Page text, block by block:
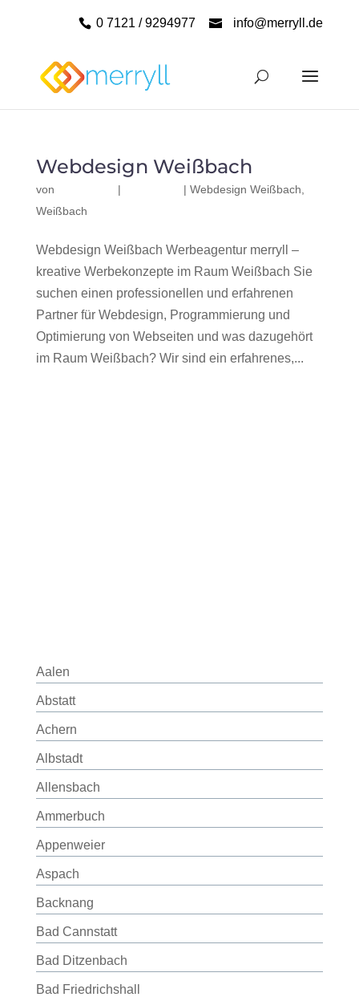
0 7121 / 9294977 info@merryll.de
Webdesign Weißbach
von | | Webdesign Weißbach
Weißbach
Webdesign Weißbach Werbeagentur merryll –
kreative Werbekonzepte im Raum Weißbach Sie
suchen einen professionellen und erfahrenen
Partner für Webdesign, Programmierung und
Optimierung von Webseiten und was dazugehört
im Raum Weißbach? Wir sind ein erfahrenes,...
Aalen
Abstatt
Achern
Albstadt
Allensbach
Ammerbuch
Appenweier
Aspach
Backnang
Bad Cannstatt
Bad Ditzenbach
Bad Friedrichshall